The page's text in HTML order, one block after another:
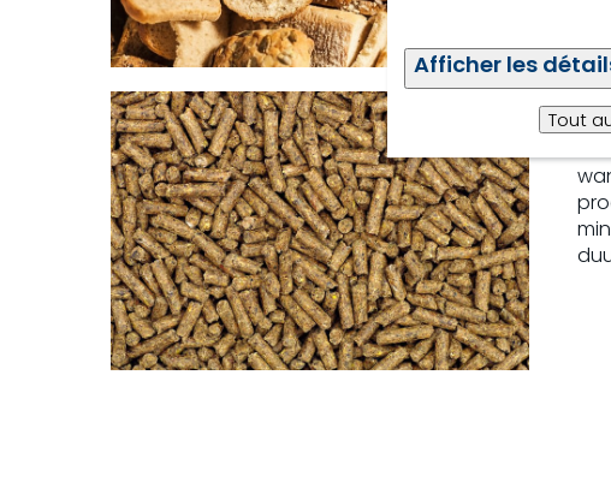
Afficher les
Tout